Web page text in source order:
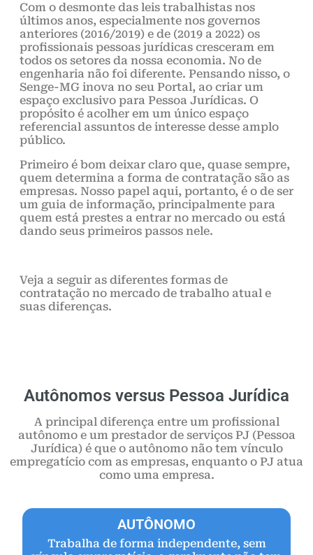
Com o desmonte das leis trabalhistas nos
últimos anos, especialmente nos governos
anteriores (2016/2019) e de (2019 a 2022) os
profissionais pessoas jurídicas cresceram em
todos os setores da nossa economia. No de
engenharia não foi diferente. Pensando nisso, o
Senge-MG inova no seu Portal, ao criar um
espaço exclusivo para Pessoa Jurídicas. O
propósito é acolher em um único espaço
referencial assuntos de interesse desse amplo
público.
Primeiro é bom deixar claro que, quase sempre,
quem determina a forma de contratação são as
empresas. Nosso papel aqui, portanto, é o de ser
um guia de informação, principalmente para
quem está prestes a entrar no mercado ou está
dando seus primeiros passos nele.
Veja a seguir as diferentes formas de
contratação no mercado de trabalho atual e
suas diferenças.
Autônomos versus Pessoa Jurídica
A principal diferença entre um profissional
autônomo e um prestador de serviços PJ (Pessoa
Jurídica) é que o autônomo não tem vínculo
empregatício com as empresas, enquanto o PJ atua
como uma empresa.
AUTÔNOMO
Trabalha de forma independente, sem